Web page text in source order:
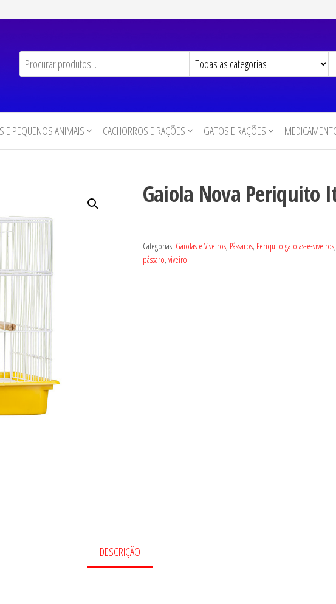
E PEQUENOS ANIMAIS CACHORROS E RAÇÕES GATOS E RAÇÕES
Gaiola Nova Periquito
Categorias: Gaiolas e Viveiros, Pássaros, Periquito gaiolas-e-viveiros,
pássaro, viveiro
DESCRIÇÃO